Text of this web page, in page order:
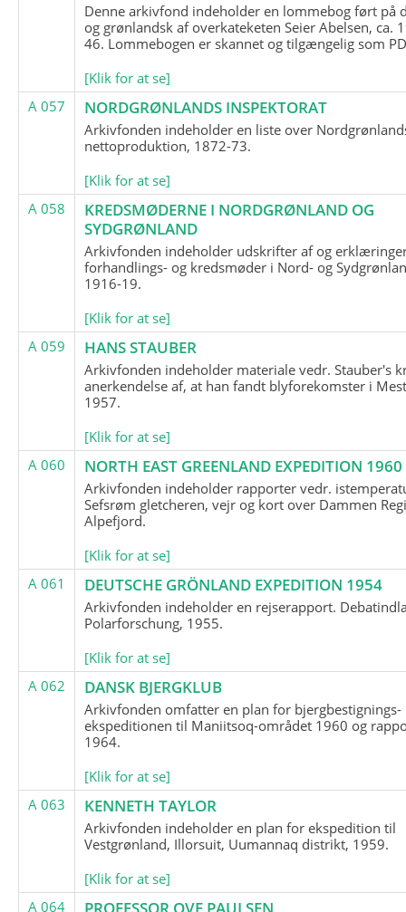
Denne arkivfond indeholder en lommebog ført på
og grønlandsk af overkateketen Seier Abelsen, ca.
46. Lommebogen er skannet og tilgængelig som
[Klik for at se]
A 057
NORDGRØNLANDS INSPEKTORAT
Arkivfonden indeholder en liste over
nettoproduktion, 1872-73.
[Klik for at se]
A 058
KREDSMØDERNE I NORDGRØNLAND OG
SYDGRØNLAND
Arkivfonden indeholder udskrifter af og
forhandlings- og kredsmøder i Nord- og
1916-19.
[Klik for at se]
A 059
HANS STAUBER
Arkivfonden indeholder materiale vedr. Stauber's
anerkendelse af, at han fandt blyforekomster i
1957.
[Klik for at se]
A 060
NORTH EAST GREENLAND EXPEDITION 1960
Arkivfonden indeholder rapporter vedr.
Sefsrøm gletcheren, vejr og kort over Dammen
Alpefjord.
[Klik for at se]
A 061
DEUTSCHE GRÖNLAND EXPEDITION 1954
Arkivfonden indeholder en rejserapport.
Polarforschung, 1955.
[Klik for at se]
A 062
DANSK BJERGKLUB
Arkivfonden omfatter en plan for bjergbestignings-
ekspeditionen til Maniitsoq-området 1960 og
1964.
[Klik for at se]
A 063
KENNETH TAYLOR
Arkivfonden indeholder en plan for ekspedition til
Vestgrønland, Illorsuit, Uumannaq distrikt, 1959.
[Klik for at se]
A 064
PROFESSOR OVE PAULSEN